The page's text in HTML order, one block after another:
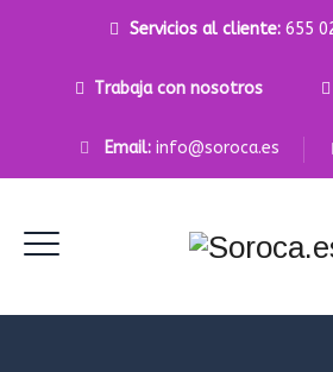
Servicios al cliente:655
Trabaja con nosotros
Email: info@soroca.es